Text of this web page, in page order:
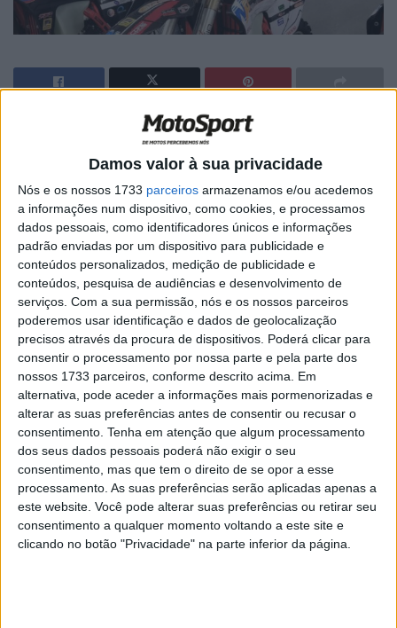
Damos valor à sua privacidade
Nós e os nossos 1733 parceiros armazenamos e/ou acedemos
a informações num dispositivo, como cookies, e processamos
dados pessoais, como identificadores únicos e informações
padrão enviadas por um dispositivo para publicidade e
conteúdos personalizados, medição de publicidade e
conteúdos, pesquisa de audiências e desenvolvimento de
serviços. Com a sua permissão, nós e os nossos parceiros
poderemos usar identificação e dados de geolocalização
precisos através da procura de dispositivos. Poderá clicar para
consentir o processamento por nossa parte e pela parte dos
nossos 1733 parceiros, conforme descrito acima. Em
alternativa, pode aceder a informações mais pormenorizadas e
alterar as suas preferências antes de consentir ou recusar o
consentimento. Tenha em atenção que algum processamento
dos seus dados pessoais poderá não exigir o seu
consentimento, mas que tem o direito de se opor a esse
processamento. As suas preferências serão aplicadas apenas a
este website. Você pode alterar suas preferências ou retirar seu
consentimento a qualquer momento voltando a este site e
clicando no botão "Privacidade" na parte inferior da página.
🔊 Ouvir artigo
Diego Rodriguesestreou-se este sábado nocampeonato
do mundo de SuperEndurona cidade polaca deCracóvia
A competir na classeJuniorintegrado na equipa italiana
TTR Squadra Corse , o transmontano foi o5.ºmais rápido
nostreinos livresdo seu grupo, exatamente a posição
que ocupou também nos
treinos cronometrados
Sem conseguir garantir o apuramento direto para as três
Finais da noite, o piloto da GasGas teve de alinhar na
repescagem . Depois de rodar algum tempo em 2.º,
acabaria por descer para 3.º, o que o deixou de fora da
corrida principal
Artigos relacionados
MotoGP: Ducati domina segundo dia de
testes das futuras 850cc
7 AGOSTO, 2026